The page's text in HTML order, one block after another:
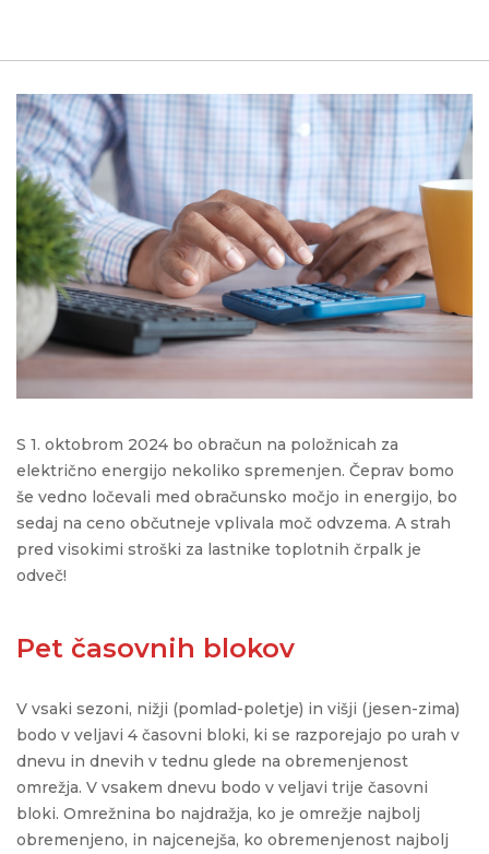
S 1. oktobrom 2024 bo obračun na položnicah za
električno energijo nekoliko spremenjen. Čeprav bomo
še vedno ločevali med obračunsko močjo in energijo, bo
sedaj na ceno občutneje vplivala moč odvzema. A strah
pred visokimi stroški za lastnike toplotnih črpalk je
odveč!
Pet časovnih blokov
V vsaki sezoni, nižji (pomlad-poletje) in višji (jesen-zima)
bodo v veljavi 4 časovni bloki, ki se razporejajo po urah v
dnevu in dnevih v tednu glede na obremenjenost
omrežja. V vsakem dnevu bodo v veljavi trije časovni
bloki. Omrežnina bo najdražja, ko je omrežje najbolj
obremenjeno, in najcenejša, ko obremenjenost najbolj